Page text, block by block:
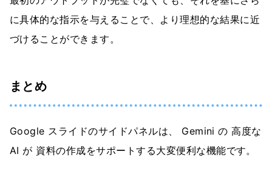
に具体的な指示を与えることで、より理想的な結果に近
づけることができます。
まとめ
Google スライドのサイドパネルは、 Gemini の 高度な
AI が 資料の作成をサポートする大変便利な機能です。